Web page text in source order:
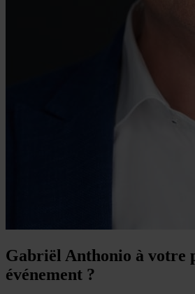
Gabriël Anthonio à votre
événement ?